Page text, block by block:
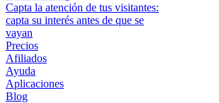
Capta la atención de tus visitantes:
capta su interés antes de que se
vayan
Precios
Afiliados
Ayuda
Aplicaciones
Blog